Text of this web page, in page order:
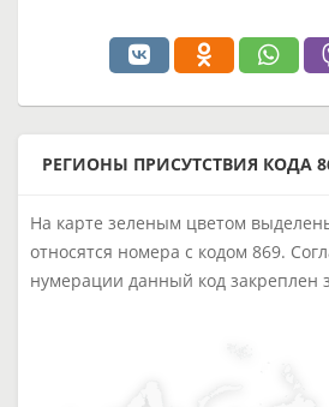
РЕГИОНЫ ПРИСУТСТВИЯ КОДА
На карте зеленым цветом
относятся номера с кодом 869.
нумерации данный код закреплен